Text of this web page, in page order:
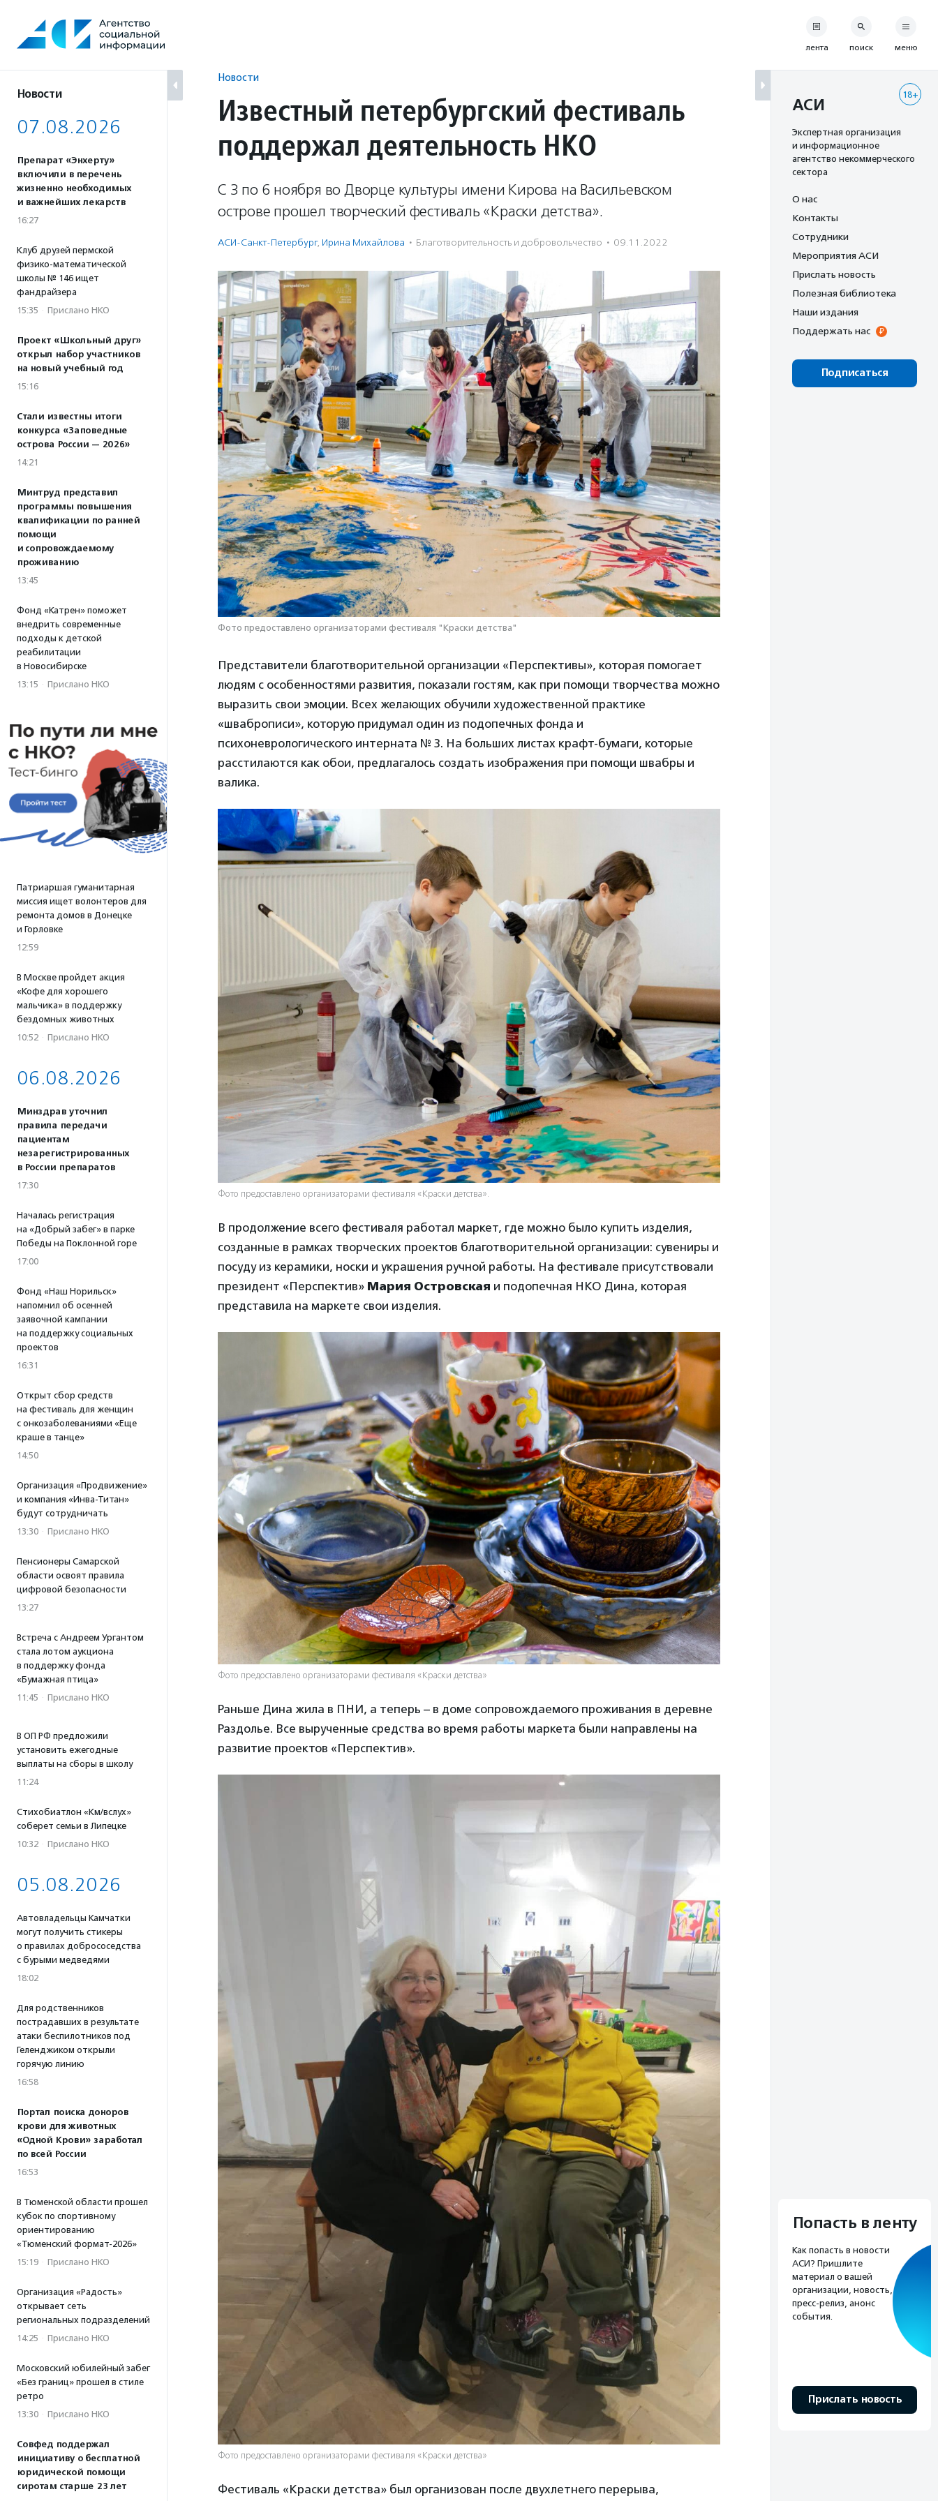
содержанию
Новости
07.08.2026
Препарат «Энхерту»
включили в перечень
жизненно необходимых
и важнейших лекарств
16:27
Клуб друзей пермской
физико-математической
школы № 146 ищет
фандрайзера
15:35 · Прислано НКО
Проект «Школьный друг»
открыл набор участников
на новый учебный год
15:16
Стали известны итоги
конкурса «Заповедные
острова России — 2026»
14:21
Минтруд представил
программы повышения
квалификации по ранней
помощи
и сопровождаемому
проживанию
13:45
Фонд «Катрен» поможет
внедрить современные
подходы к детской
реабилитации
в Новосибирске
13:15 · Прислано НКО
Патриаршая гуманитарная
миссия ищет волонтеров для
ремонта домов в Донецке
и Горловке
12:59
В Москве пройдет акция
«Кофе для хорошего
мальчика» в поддержку
бездомных животных
10:52 · Прислано НКО
06.08.2026
Минздрав уточнил
правила передачи
пациентам
незарегистрированных
в России препаратов
17:30
Началась регистрация
на «Добрый забег» в парке
Победы на Поклонной горе
17:00
Фонд «Наш Норильск»
напомнил об осенней
заявочной кампании
на поддержку социальных
проектов
16:31
Открыт сбор средств
на фестиваль для женщин
с онкозаболеваниями «Еще
краше в танце»
14:50
Организация «Продвижение»
и компания «Инва-Титан»
будут сотрудничать
13:30 · Прислано НКО
Пенсионеры Самарской
области освоят правила
цифровой безопасности
13:27
Встреча с Андреем Ургантом
стала лотом аукциона
в поддержку фонда
«Бумажная птица»
11:45 · Прислано НКО
В ОП РФ предложили
установить ежегодные
выплаты на сборы в школу
11:24
Стихобиатлон «Км/вслух»
соберет семьи в Липецке
10:32 · Прислано НКО
05.08.2026
Автовладельцы Камчатки
могут получить стикеры
о правилах добрососедства
с бурыми медведями
18:02
Для родственников
пострадавших в результате
атаки беспилотников под
Геленджиком открыли
горячую линию
16:58
Портал поиска доноров
крови для животных
«Одной Крови» заработал
по всей России
16:53
В Тюменской области прошел
кубок по спортивному
ориентированию
«Тюменский формат-2026»
15:19 · Прислано НКО
Организация «Радость»
открывает сеть
региональных подразделений
14:25 · Прислано НКО
Московский юбилейный забег
«Без границ» прошел в стиле
ретро
13:30 · Прислано НКО
Совфед поддержал
инициативу о бесплатной
юридической помощи
сиротам старше 23 лет
Новости
Известный петербургский фестиваль
поддержал деятельность НКО
С 3 по 6 ноября во Дворце культуры имени Кирова на Васильевском
острове прошел творческий фестиваль «Краски детства».
АСИ-Санкт-Петербург, Ирина Михайлова · Благотвори­тель­ность и доброволь­чест­во · 09.11.2022
Фото предоставлено организаторами фестиваля "Краски детства"
Представители благотворительной организации «Перспективы», которая помогает
людям с особенностями развития, показали гостям, как при помощи творчества можно
выразить свои эмоции. Всех желающих обучили художественной практике
«шваброписи», которую придумал один из подопечных фонда и
психоневрологического интерната № 3. На больших листах крафт-бумаги, которые
расстилаются как обои, предлагалось создать изображения при помощи швабры и
валика.
Фото предоставлено организаторами фестиваля «Краски детства».
В продолжение всего фестиваля работал маркет, где можно было купить изделия,
созданные в рамках творческих проектов благотворительной организации: сувениры и
посуду из керамики, носки и украшения ручной работы. На фестивале присутствовали
президент «Перспектив» Мария Островская и подопечная НКО Дина, которая
представила на маркете свои изделия.
Фото предоставлено организаторами фестиваля «Краски детства»
Раньше Дина жила в ПНИ, а теперь – в доме сопровождаемого проживания в деревне
Раздолье. Все вырученные средства во время работы маркета были направлены на
развитие проектов «Перспектив».
Фото предоставлено организаторами фестиваля «Краски детства»
Фестиваль «Краски детства» был организован после двухлетнего перерыва,
лента поиск меню
18+
АСИ
Экспертная организация
и информационное
агентство некоммерческого
сектора
О нас
Контакты
Сотрудники
Мероприятия АСИ
Прислать новость
Полезная библиотека
Наши издания
Поддержать нас
Подписаться
Попасть в ленту
Как попасть в новости
АСИ? Пришлите
материал о вашей
организации, новость,
пресс-релиз, анонс
события.
Прислать новость